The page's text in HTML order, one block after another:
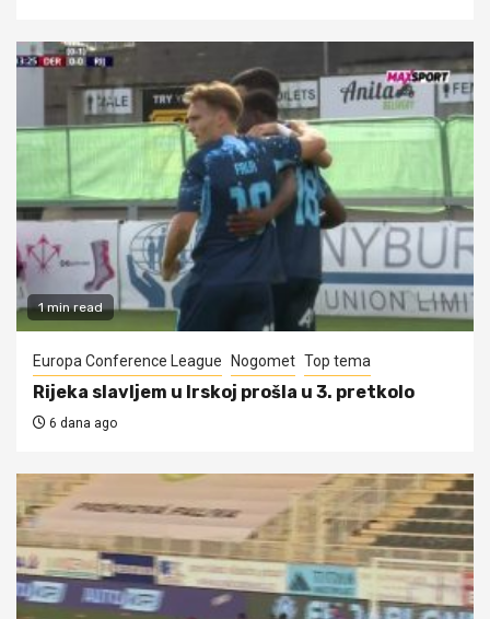
1 min read
Europa Conference League Nogomet Top tema
Rijeka slavljem u Irskoj prošla u 3. pretkolo
6 dana ago